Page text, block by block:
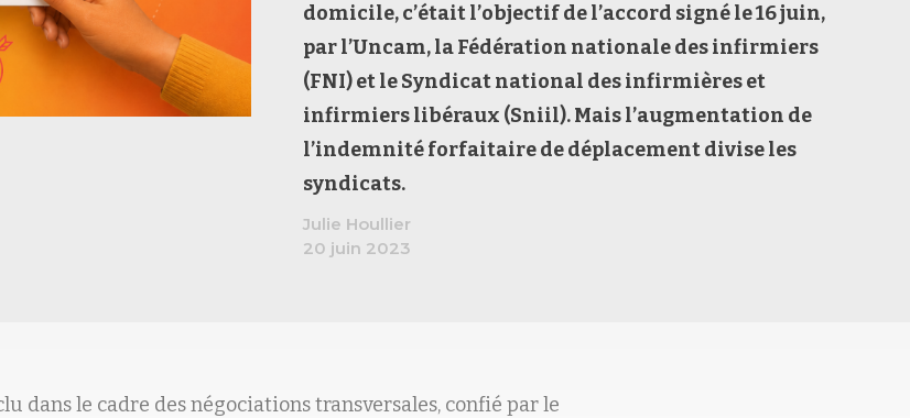
domicile, c’était l’objectif de l’accord signé le 16 juin,
par l’Uncam, la Fédération nationale des infirmiers
(FNI) et le Syndicat national des infirmières et
infirmiers libéraux (Sniil). Mais l’augmentation de
l’indemnité forfaitaire de déplacement divise les
syndicats.
Julie Houllier
20 juin 2023
dans le cadre des négociations transversales, confié par le